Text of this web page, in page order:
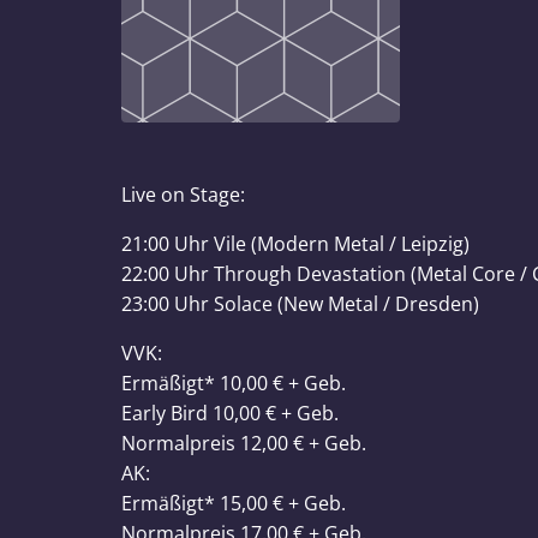
Live on Stage:
21:00 Uhr Vile (Modern Metal / Leipzig)
22:00 Uhr Through Devastation (Metal Core /
23:00 Uhr Solace (New Metal / Dresden)
VVK:
Ermäßigt* 10,00 € + Geb.
Early Bird 10,00 € + Geb.
Normalpreis 12,00 € + Geb.
AK:
Ermäßigt* 15,00 € + Geb.